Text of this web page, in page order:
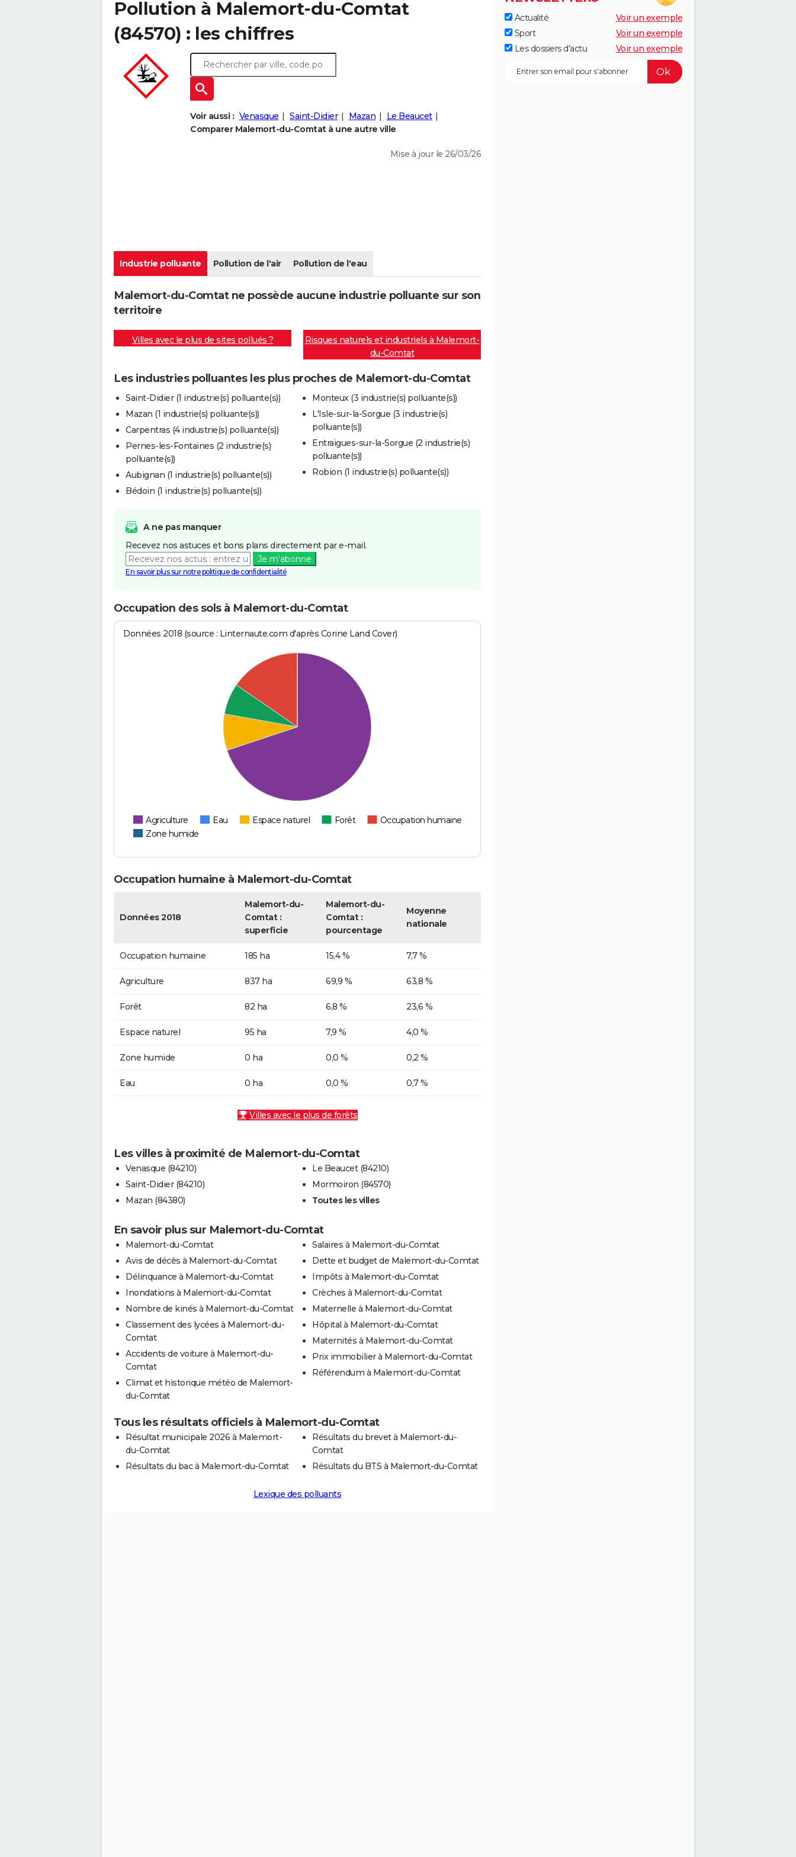
Pollution à Malemort-du-Comtat
(84570) : les chiffres
Voir aussi : Venasque Saint-Didier Mazan
Le Beaucet
Comparer Malemort-du-Comtat à une autre ville
Mise à jour le 26/03/26
Industrie polluante Pollution de l'air Pollution de l'eau
Malemort-du-Comtat ne possède aucune industrie polluante sur son
territoire
Villes avec le plus de sites pollués ?
Risques naturels et industriels à Malemort-
du-Comtat
Les industries polluantes les plus proches de Malemort-du-Comtat
Saint-Didier (1 industrie(s) polluante(s))
Mazan (1 industrie(s) polluante(s))
Carpentras (4 industrie(s) polluante(s))
Pernes-les-Fontaines (2 industrie(s)
polluante(s))
Aubignan (1 industrie(s) polluante(s))
Bédoin (1 industrie(s) polluante(s))
Monteux (3 industrie(s) polluante(s))
L'Isle-sur-la-Sorgue (3 industrie(s)
polluante(s))
Entraigues-sur-la-Sorgue (2 industrie(s)
polluante(s))
Robion (1 industrie(s) polluante(s))
A ne pas manquer
Recevez nos astuces et bons plans directement par e-mail.
Je m'abonne
En savoir plus sur notre politique de confidentialité
Occupation des sols à Malemort-du-Comtat
Données 2018 (source : Linternaute.com d'après Corine Land Cover)
Agriculture Eau Espace naturel Forêt
Occupation humaine
Zone humide
Occupation humaine à Malemort-du-Comtat
Données 2018
Malemort-du-
Comtat :
superficie
Malemort-du-
Comtat :
pourcentage
Moyenne
nationale
Occupation humaine 185 ha 15,4 % 7,7 %
Agriculture 837 ha 69,9 % 63,8 %
Forêt 82 ha 6,8 % 23,6 %
Espace naturel 95 ha 7,9 % 4,0 %
Zone humide 0 ha 0,0 % 0,2 %
Eau 0 ha 0,0 % 0,7 %
Villes avec le plus de forêts
Les villes à proximité de Malemort-du-Comtat
Venasque (84210)
Saint-Didier (84210)
Mazan (84380)
Le Beaucet (84210)
Mormoiron (84570)
Toutes les villes
En savoir plus sur Malemort-du-Comtat
Malemort-du-Comtat
Avis de décès à Malemort-du-Comtat
Délinquance à Malemort-du-Comtat
Inondations à Malemort-du-Comtat
Nombre de kinés à Malemort-du-Comtat
Classement des lycées à Malemort-du-
Comtat
Accidents de voiture à Malemort-du-
Comtat
Climat et historique météo de Malemort-
du-Comtat
Salaires à Malemort-du-Comtat
Dette et budget de Malemort-du-Comtat
Impôts à Malemort-du-Comtat
Crèches à Malemort-du-Comtat
Maternelle à Malemort-du-Comtat
Hôpital à Malemort-du-Comtat
Maternités à Malemort-du-Comtat
Prix immobilier à Malemort-du-Comtat
Référendum à Malemort-du-Comtat
Tous les résultats officiels à Malemort-du-Comtat
Résultat municipale 2026 à Malemort-
du-Comtat
Résultats du bac à Malemort-du-Comtat
Résultats du brevet à Malemort-du-
Comtat
Résultats du BTS à Malemort-du-Comtat
Lexique des polluants
Actualité
Voir un exemple
Sport
Voir un exemple
Les dossiers d'actu
Voir un exemple